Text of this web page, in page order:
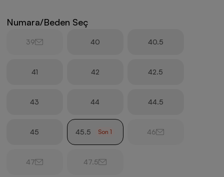
Numara/Beden Seç
39 40 40.5
41 42 42.5
43 44 44.5
45 45.5 Son 1 46
47 47.5